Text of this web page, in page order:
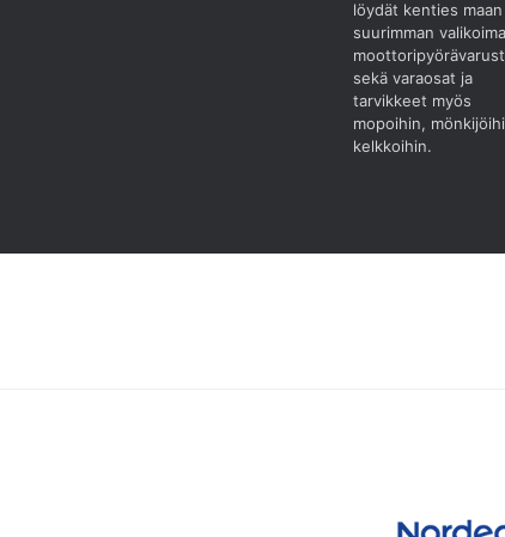
löydät kenties maan
suurimman
sekä varaosat ja
tarvikkeet myös
mopoihin,
kelkkoihin.